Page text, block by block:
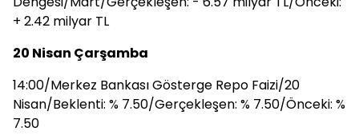
+ 2.42 milyar TL
20 Nisan Çarşamba
14:00/Merkez Bankası Gösterge Repo Faizi/20
Nisan/Beklenti: % 7.50/Gerçekleşen: % 7.50/Önceki: %
7.50